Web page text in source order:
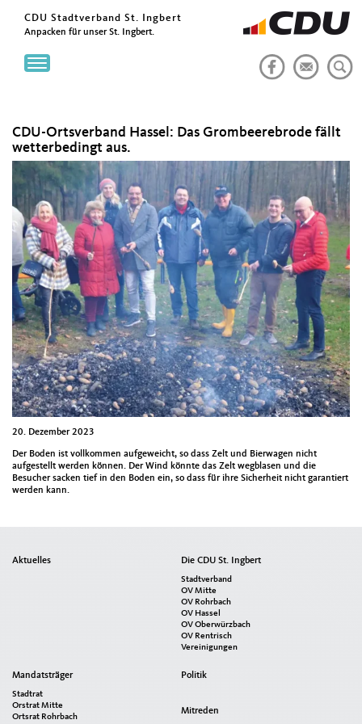
CDU Stadtverband St. Ingbert
Anpacken für unser St. Ingbert.
Toggle
navigation
CDU-Ortsverband Hassel: Das Grombeerebrode fällt
wetterbedingt aus.
20. Dezember 2023
Der Boden ist vollkommen aufgeweicht, so dass Zelt und Bierwagen nicht
aufgestellt werden können. Der Wind könnte das Zelt wegblasen und die
Besucher sacken tief in den Boden ein, so dass für ihre Sicherheit nicht garantiert
werden kann.
Seitenübersicht
Aktuelles Die CDU St. Ingbert
Stadtverband
OV Mitte
OV Rohrbach
OV Hassel
OV Oberwürzbach
OV Rentrisch
Vereinigungen
Mandatsträger
Stadtrat
Orstrat Mitte
Ortsrat Rohrbach
Politik
Mitreden